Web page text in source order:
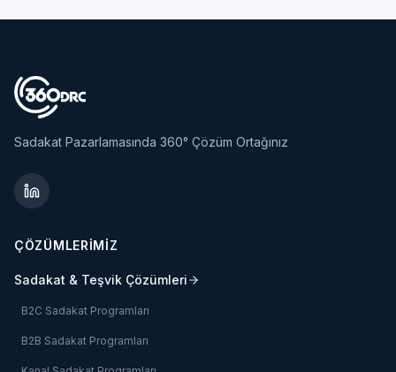
Sadakat Pazarlamasında 360° Çözüm Ortağınız
ÇÖZÜMLERİMİZ
Sadakat & Teşvik Çözümleri
B2C Sadakat Programları
B2B Sadakat Programları